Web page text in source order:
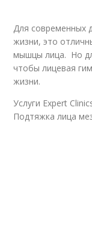
Для современных
жизни, это
мышцы лица. Но
чтобы лицевая
жизни.
Услуги Expert
Подтяжка лица